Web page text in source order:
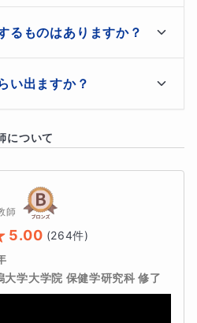
たい！】
で助けて欲しい！】
。中学1年生や2年生は
どの短期講習も出てきていま
もらいたい内容がありました
たします。時間は概ね60分を
様も同席していただいて構い
でそちらをご参照ください。
則遅くても翌日中までに添削
て指導内容は変えていきま
受験対策に変えることも可能
定着させる事に専念されても
るものはありますか？
は主に２点です。まずはオン
ためのハードウェア、ソフト
スマホ、パソコンなどのハー
れたzoom、そして手元や顔
意されておいた方がスムーズ
は話し合って決めます。早急
質問したい問題がある場合は
意していただけるとスムーズ
い出ますか？
】【難しすぎない程度】の難
宿題を課すことは一切ありま
さい。
について
師
5.00 (264件)
大学大学院 保健学研究科 修了